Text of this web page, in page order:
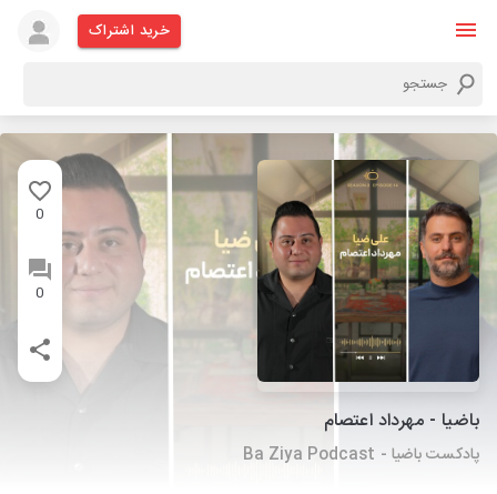
خرید اشتراک
0
0
باضیا - مهرداد اعتصام
پادکست باضیا - Ba Ziya Podcast